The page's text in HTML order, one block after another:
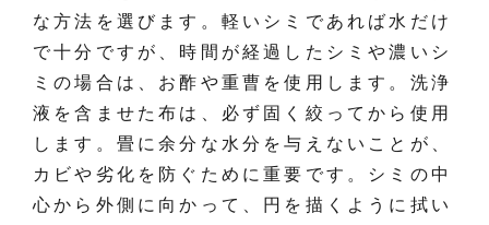
な方法を選びます。軽いシミであれば水だけ
で十分ですが、時間が経過したシミや濃いシ
ミの場合は、お酢や重曹を使用します。洗浄
液を含ませた布は、必ず固く絞ってから使用
します。畳に余分な水分を与えないことが、
カビや劣化を防ぐために重要です。シミの中
心から外側に向かって、円を描くように拭い